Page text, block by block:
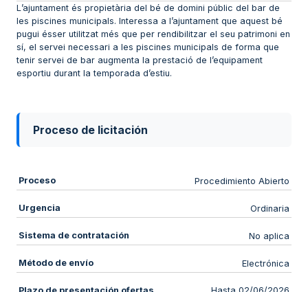
L’ajuntament és propietària del bé de domini públic del bar de
les piscines municipals. Interessa a l’ajuntament que aquest bé
pugui ésser utilitzat més que per rendibilitzar el seu patrimoni en
sí, el servei necessari a les piscines municipals de forma que
tenir servei de bar augmenta la prestació de l’equipament
esportiu durant la temporada d’estiu.
Proceso de licitación
Proceso Procedimiento Abierto
Urgencia Ordinaria
Sistema de contratación No aplica
Método de envío Electrónica